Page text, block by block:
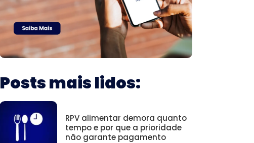
Posts mais lidos:
RPV alimentar demora quanto
tempo e por que a prioridade
não garante pagamento